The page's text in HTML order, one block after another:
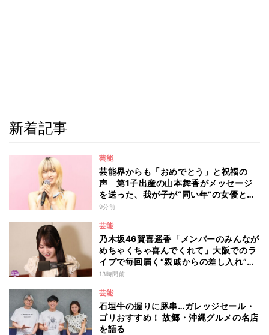
新着記事
芸能
芸能界からも「おめでとう」と祝福の
声 第1子出産の山本舞香がメッセージ
を送った、我が子が“同い年”の女優と
は 今月1日には2年在籍した所属事務所
改めて考えながら…」
9分前
芸能
乃木坂46賀喜遥香「メンバーのみんなが
めちゃくちゃ喜んでくれて」大阪でのラ
イブで毎回届く“親戚からの差し入れ”と
は？
13時間前
芸能
石垣牛の握りに豚串…ガレッジセール・
ゴリおすすめ！ 故郷・沖縄グルメの名店
を語る